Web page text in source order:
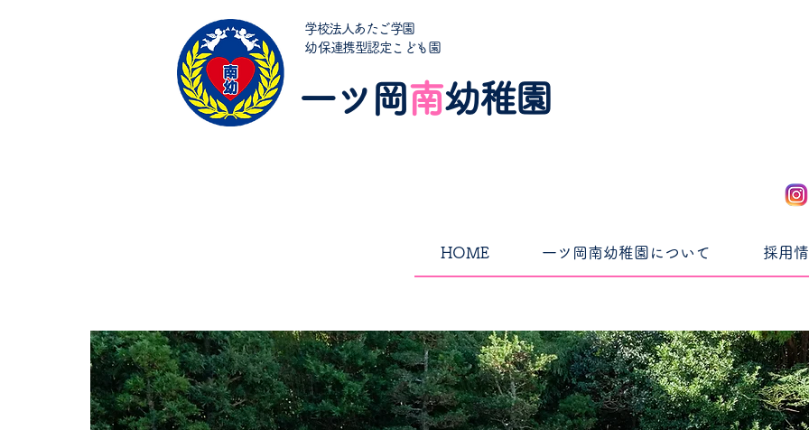
学校法人あたご学園
​幼保連携型認定こども園
一ツ岡南幼稚園
HOME 一ツ岡南幼稚園について 採用